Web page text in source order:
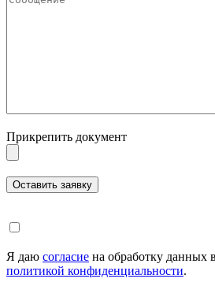
Прикрепить документ
Я даю согласие на обработку данных
политикой конфиденциальности.